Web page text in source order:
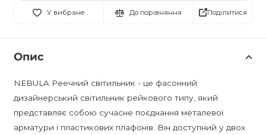
У вибране До порівняння Поділитися
Опис
NEBULA Реечний світильник - це фасонний
дизайнерський світильник рейкового типу, який
представляє собою сучасне поєднання металевої
арматури і пластикових плафонів. Він доступний у двох